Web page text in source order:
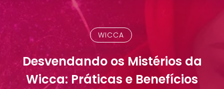
WICCA
Desvendando os Mistérios da
Wicca: Práticas e Benefícios